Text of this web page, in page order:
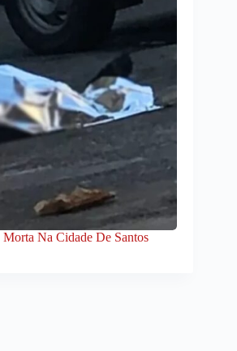
Na Cidade De Santos